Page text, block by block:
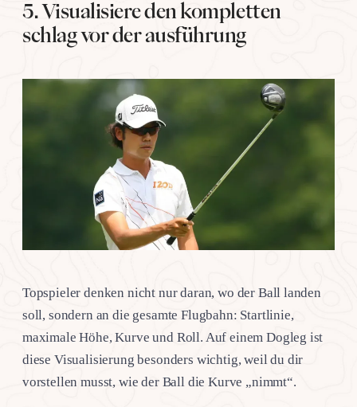
5. Visualisiere den kompletten
schlag vor der ausführung
Topspieler denken nicht nur daran, wo der Ball landen
soll, sondern an die gesamte Flugbahn: Startlinie,
maximale Höhe, Kurve und Roll. Auf einem Dogleg ist
diese Visualisierung besonders wichtig, weil du dir
vorstellen musst, wie der Ball die Kurve „nimmt“.